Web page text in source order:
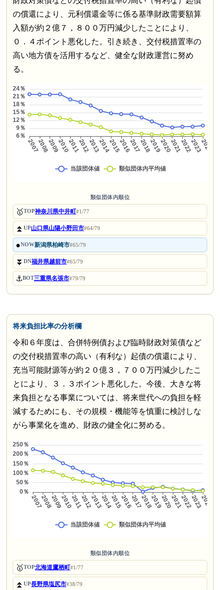
の償還により、元利償還金等に係る基準財政需要額算
入額が約２億７，８００万円減少したことにより、
０．４ポイント悪化した。引き続き、交付税措置率の
高い地方債を活用するなど、健全な財政運営に努め
る。
類似団体内順位
🥇TOP神奈川県中井町#1/77
⏫UP山口県山陽小野田市#64/79
●NOW新潟県柏崎市#65/79
⏬DN福井県越前市#65/79
⚓BOT三重県名張市#79/79
将来負担比率の分析欄
令和６年度は、合併特例債および臨時財政対策債など
の交付税措置率の高い（有利な）起債の償還により、
充当可能財源等が約２０億３，７００万円減少したこ
とにより、３．３ポイント悪化した。今後、大きな将
来負担となる事業については、将来世代への負担を軽
減するためにも、その規模・機能等を慎重に検討しな
がら事業化を進め、財政の健全化に努める。
類似団体内順位
🥇TOP北海道鷹栖町#1/77
⏫UP長野県塩尻市#38/79